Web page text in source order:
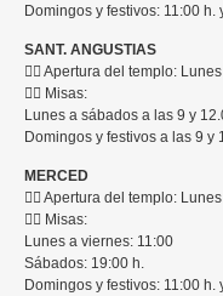
Domingos y festivos: 11:00 h.
SANT. ANGUSTIAS
👉🏼 Apertura del templo:
👉🏼 Misas:
Lunes a sábados a las 9 y
Domingos y festivos a las 9 y
MERCED
👉🏼 Apertura del templo:
👉🏼 Misas:
Lunes a viernes: 11:00
Sábados: 19:00 h.
Domingos y festivos: 11:00 h.